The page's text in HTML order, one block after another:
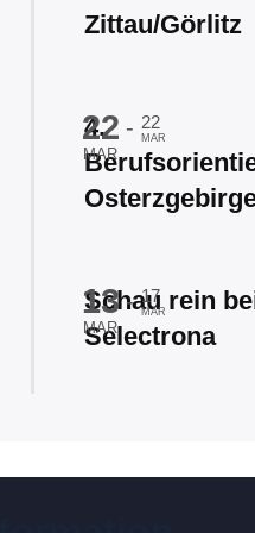
Zittau/Görlitz
22
MAR
- 22
MAR
4.
13
MAR
- 17
MAR
Schau rein
Selectrona